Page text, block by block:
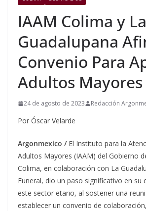
IAAM Colima y La
Guadalupana
Convenio Para
Adultos Mayores
24 de agosto de 2023 Redacción
Por Óscar Velarde
Argonmexico / El Instituto para la
Adultos Mayores (IAAM) del Gobierno
Colima, en colaboración con La
Funeral, dio un paso significativo en su
este sector etario, al sostener una
establecer un convenio de